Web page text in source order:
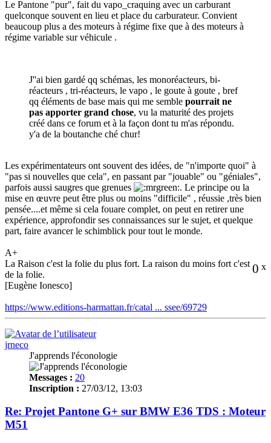
Le Pantone "pur", fait du vapo_craquing avec un carburant
quelconque souvent en lieu et place du carburateur. Convient
beaucoup plus a des moteurs à régime fixe que à des moteurs à
régime variable sur véhicule .
J''ai bien gardé qq schémas, les monoréacteurs, bi-
réacteurs , tri-réacteurs, le vapo , le goute à goute , bref
qq éléments de base mais qui me semble pourrait ne
pas apporter grand chose, vu la maturité des projets
créé dans ce forum et à la façon dont tu m'as répondu.
y'a de la boutanche ché chur!
Les expérimentateurs ont souvent des idées, de "n'importe quoi" à
"pas si nouvelles que cela", en passant par "jouable" ou "géniales",
parfois aussi saugres que grenues
. Le principe ou la
mise en œuvre peut être plus ou moins "difficile" , réussie ,très bien
pensée....et même si cela fouare complet, on peut en retirer une
expérience, approfondir ses connaissances sur le sujet, et quelque
part, faire avancer le schimblick pour tout le monde.
A+
0 x
La Raison c'est la folie du plus fort. La raison du moins fort c'est
de la folie.
[Eugène Ionesco]
https://www.editions-harmattan.fr/catal ... ssee/69729
jrneco
J'apprends l'éconologie
Messages : 20
Inscription : 27/03/12, 13:03
Re: Projet Pantone G+ sur BMW E36 TDS : Moteur
M51